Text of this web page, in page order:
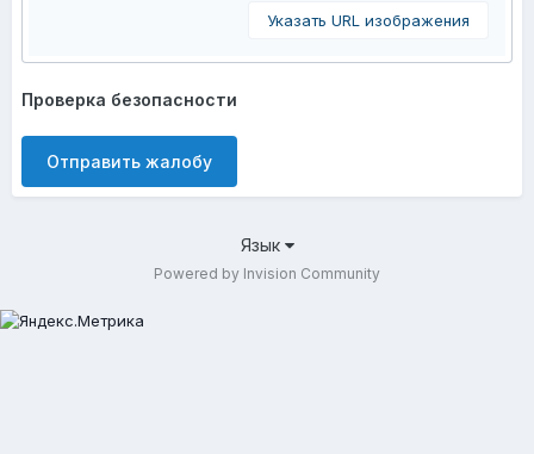
Указать URL изображения
Проверка безопасности
Отправить жалобу
Язык
Powered by Invision Community